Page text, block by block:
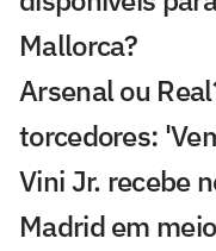
Mallorca?
Arsenal ou
torcedores:
Vini Jr. recebe
Madrid em